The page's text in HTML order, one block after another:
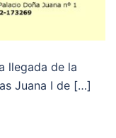
llegada de la
Juana I de […]